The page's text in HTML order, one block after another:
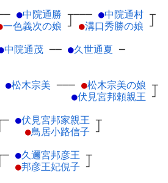
●中院通勝 ┬
一色義次の娘 ┘
─── ●中院通村 ┬
●溝口秀勝の娘 ┘
中院通茂 ── ●久世通夏 ─
●松木宗美 ─── ●松木宗美の娘 ┬
●伏見宮邦頼親王 ┘
─ ●伏見宮邦家親王 ┬
●鳥居小路信子 ┘
─ ●久邇宮邦彦王 ┬
●邦彦王妃俔子 ┘